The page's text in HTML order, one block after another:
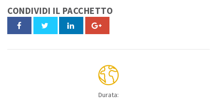
CONDIVIDI IL PACCHETTO
Durata: